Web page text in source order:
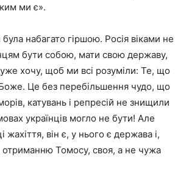
ми є».
була набагато гіршою. Росія віками не
бути собою, мати свою державу,
хочу, щоб ми всі розуміли: Те, що
Боже. Це без перебільшення чудо, що
катувань і репресій не знищили
українців могло не бути! Але
він є, у нього є держава і,
отриманню Томосу, своя, а не чужа